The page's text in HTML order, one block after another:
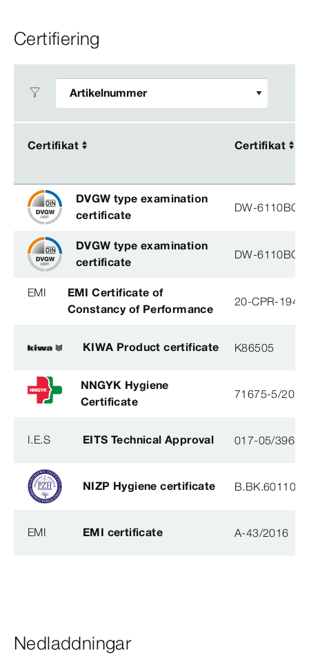
Certifiering
Certifikat Certifikat
Certifikat Certifikat
DVGW type examination
certificate
DW-
DVGW type examination
certificate
DW-
EMI
EMI Certificate of
Constancy of Performance
20-CPR-194-
KIWA Product certificate K86505
NNGYK Hygiene
Certificate
71675-5/
I.E.S EITS Technical Approval 017-05/3963-
NIZP Hygiene certificate
EMI EMI certificate A-43/2016
Nedladdningar